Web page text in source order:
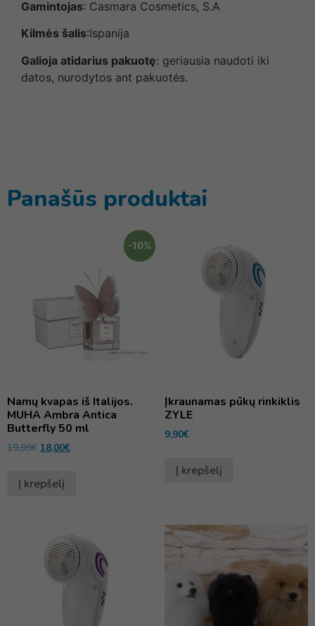
Gamintojas: Casmara Cosmetics, S.A
Kilmės šalis:Ispanija
Galioja atidarius pakuotę: geriausia naudoti iki
datos, nurodytos ant pakuotės.
Panašūs produktai
-10%
Namų kvapas iš Italijos.
MUHA Ambra Antica
Butterfly 50 ml
19,99€ 18,00€
Į krepšelį
Įkraunamas pūkų rinkiklis
ZYLE
9,90€
Į krepšelį